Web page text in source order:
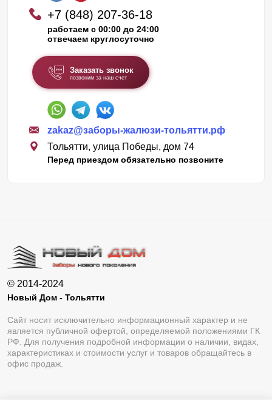
+7 (848) 207-36-18
работаем с 00:00 до 24:00
отвечаем круглосуточно
Заказать звонок
позвоним за наш счет
zakaz@заборы-жалюзи-тольятти.рф
Тольятти, улица Победы, дом 74
Перед приездом обязательно позвоните
© 2014-2024
Новый Дом - Тольятти
Сайт носит исключительно информационный характер и не
является публичной офертой, определяемой положениями ГК
РФ. Для получения подробной информации о наличии, видах,
характеристиках и стоимости услуг и товаров обращайтесь в
офис продаж.